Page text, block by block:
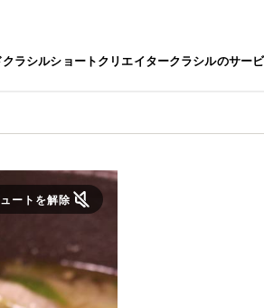
クラシルショートクリエイタークラシルのサー
ュートを解除